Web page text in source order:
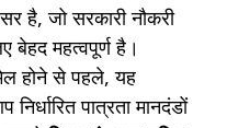
है, जो सरकारी नौकरी
बेहद महत्वपूर्ण है।
होने से पहले, यह
पात्रता मानदंडों